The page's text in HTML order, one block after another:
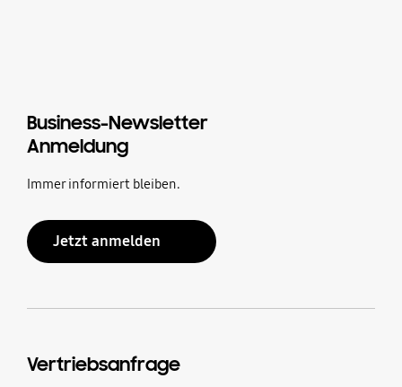
Business-Newsletter
Anmeldung
Immer informiert bleiben.
Jetzt anmelden
Vertriebsanfrage